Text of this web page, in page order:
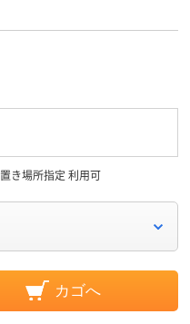
置き場所指定 利用可
カゴへ